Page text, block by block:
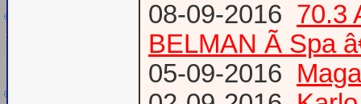
08-09-2016 70.3
BELMAN Ã Spa
05-09-2016